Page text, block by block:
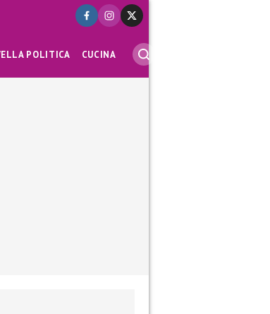
POLITICA CUCINA